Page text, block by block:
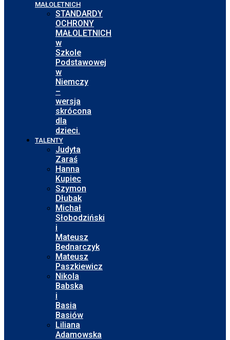
MAŁOLETNICH
STANDARDY
OCHRONY
MAŁOLETNICH
w
Szkole
Podstawowej
w
Niemczy
–
wersja
skrócona
dla
dzieci.
TALENTY
Judyta
Zaraś
Hanna
Kupiec
Szymon
Dłubak
Michał
Słobodziński
i
Mateusz
Bednarczyk
Mateusz
Paszkiewicz
Nikola
Babska
i
Basia
Basiów
Liliana
Adamowska